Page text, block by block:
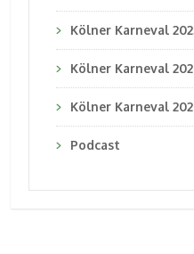
Kölner Karneval
Kölner Karneval
Kölner Karneval
Podcast